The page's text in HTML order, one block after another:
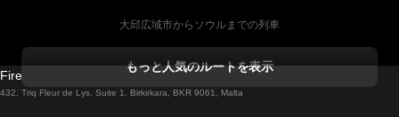
大邱広域市からソウルまでの列車
ダブリンからゴールウェイまでの列車
もっと人気のルートを表示
Firebird GT Limited (OC 1451)
432, Triq Fleur de Lys, Suite 1, Birkirkara, BKR 9061, Malta